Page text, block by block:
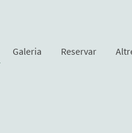
Galeria Reservar